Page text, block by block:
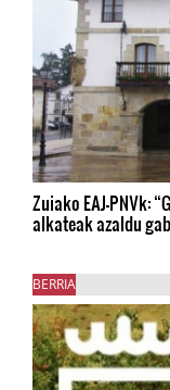
Zuiako EAJ-PNVk:
alkateak azaldu
BERRIA